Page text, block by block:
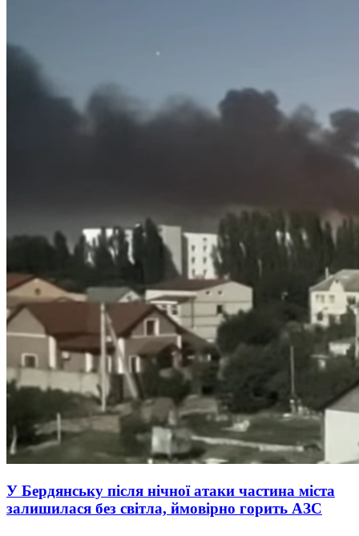
У Бердянську після нічної атаки частина міста
залишилася без світла, ймовірно горить АЗС